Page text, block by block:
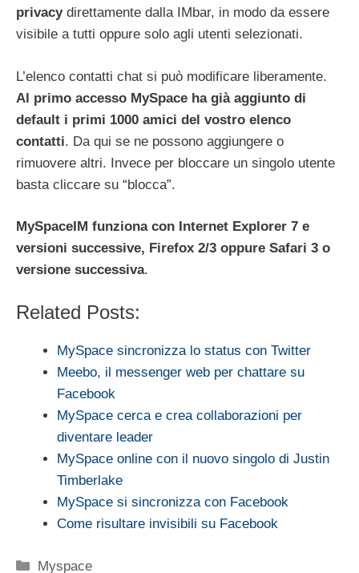
privacy direttamente dalla IMbar, in modo da essere
visibile a tutti oppure solo agli utenti selezionati.
L’elenco contatti chat si può modificare liberamente.
Al primo accesso MySpace ha già aggiunto di
default i primi 1000 amici del vostro elenco
contatti. Da qui se ne possono aggiungere o
rimuovere altri. Invece per bloccare un singolo utente
basta cliccare su “blocca”.
MySpaceIM funziona con Internet Explorer 7 e
versioni successive, Firefox 2/3 oppure Safari 3 o
versione successiva.
Related Posts:
MySpace sincronizza lo status con Twitter
Meebo, il messenger web per chattare su
Facebook
MySpace cerca e crea collaborazioni per
diventare leader
MySpace online con il nuovo singolo di Justin
Timberlake
MySpace si sincronizza con Facebook
Come risultare invisibili su Facebook
Categorie
Myspace